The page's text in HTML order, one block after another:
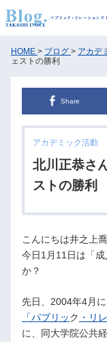
ブログ
パブリック・リレーショ
アカデミック活動
井之上PRグループ
書籍
お問合せ
HOME > ブログ > アカデ
ェストの勝利
Share
アカデミック活動
北川正恭さ
ストの勝利
こんにちは井之上喬
今日1月11日は「
か？
先日、2004年4月
「パブリック ・リ
に、同大学院公共